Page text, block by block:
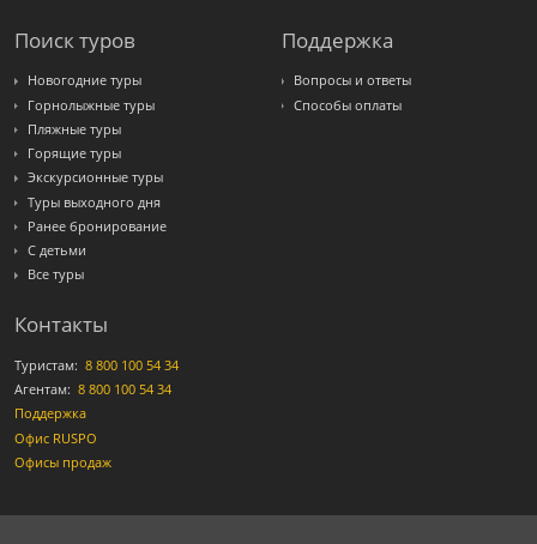
Поиск туров
Новогодние туры
Горнолыжные туры
Пляжные туры
Горящие туры
Экскурсионные туры
Туры выходного дня
Ранее бронирование
С детьми
Все туры
Поддержка
Вопросы и ответы
Способы оплаты
Контакты
Туристам: 8 800 100 54 34
Агентам: 8 800 100 54 34
Поддержка
Офис RUSPO
Офисы продаж